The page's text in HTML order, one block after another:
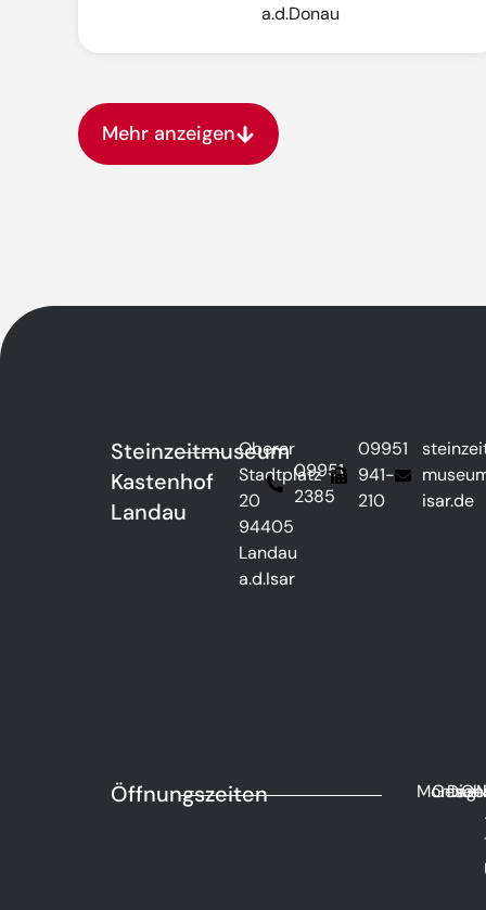
a.d.Donau
Mehr anzeigen
Steinzeitmuseum
Kastenhof
Landau
Oberer
Stadtplatz
20
94405
Landau
a.d.Isar
09951
2385
09951
941-
210
isar.de
Öffnungszeiten Montag